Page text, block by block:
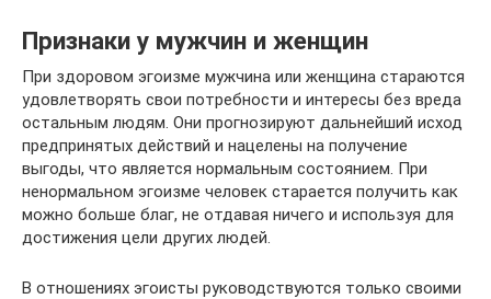
Признаки у мужчин и женщин
При здоровом эгоизме мужчина или женщина стараются
удовлетворять свои потребности и интересы без вреда
остальным людям. Они прогнозируют дальнейший исход
предпринятых действий и нацелены на получение
выгоды, что является нормальным состоянием. При
ненормальном эгоизме человек старается получить как
можно больше благ, не отдавая ничего и используя для
достижения цели других людей.
В отношениях эгоисты руководствуются только своими